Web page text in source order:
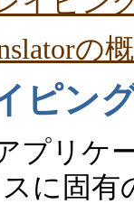
の
ピン
プリケ
に固